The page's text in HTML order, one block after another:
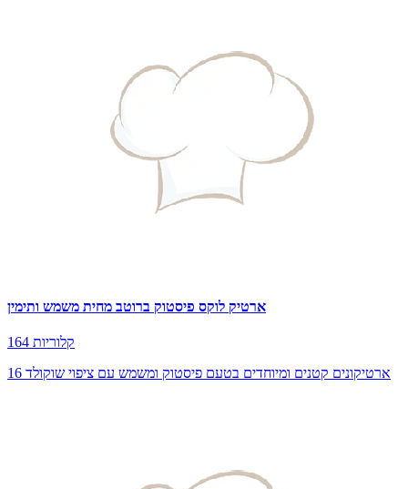
ארטיק לוקס פיסטוק ברוטב מחית משמש ותימין
164 קלוריות
16 ארטיקונים קטנים ומיוחדים בטעם פיסטוק ומשמש עם ציפוי שוקולד